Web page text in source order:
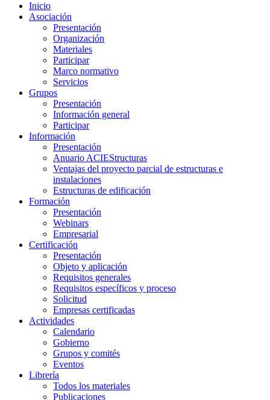
Inicio
Asociación
Presentación
Organización
Materiales
Participar
Marco normativo
Servicios
Grupos
Presentación
Información general
Participar
Información
Presentación
Anuario ACIEStructuras
Ventajas del proyecto parcial de estructuras e
instalaciones
Estructuras de edificación
Formación
Presentación
Webinars
Empresarial
Certificación
Presentación
Objeto y aplicación
Requisitos generales
Requisitos específicos y proceso
Solicitud
Empresas certificadas
Actividades
Calendario
Gobierno
Grupos y comités
Eventos
Librería
Todos los materiales
Publicaciones